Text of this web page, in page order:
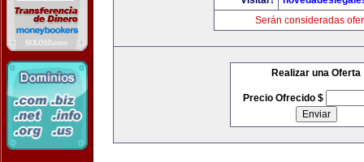
Serán consideradas
Realizar una Oferta
Precio Ofrecido $